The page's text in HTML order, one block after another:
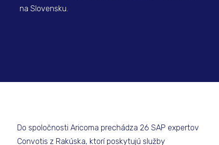
na Slovensku.
Do spoločnosti Aricoma prechádza 26 SAP expertov
Convotis z Rakúska, ktorí poskytujú služby